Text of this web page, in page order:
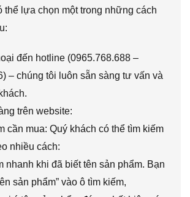
thể lựa chọn một trong những cách
đến hotline (0965.768.688 –
– chúng tôi luôn sẵn sàng tư vấn và
trên website:
cần mua: Quý khách có thể tìm kiếm
nhiều cách:
nhanh khi đã biết tên sản phẩm. Bạn
sản phẩm” vào ô tìm kiếm,